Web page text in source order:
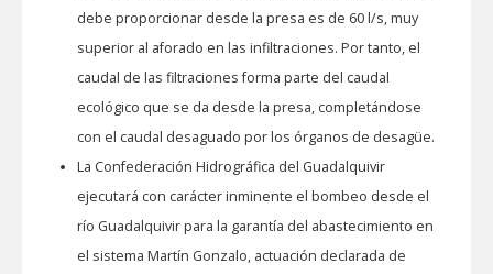
debe proporcionar desde la presa es de 60 l/s, muy
superior al aforado en las infiltraciones. Por tanto, el
caudal de las filtraciones forma parte del caudal
ecológico que se da desde la presa, completándose
con el caudal desaguado por los órganos de desagüe.
La Confederación Hidrográfica del Guadalquivir
ejecutará con carácter inminente el bombeo desde el
río Guadalquivir para la garantía del abastecimiento en
el sistema Martín Gonzalo, actuación declarada de